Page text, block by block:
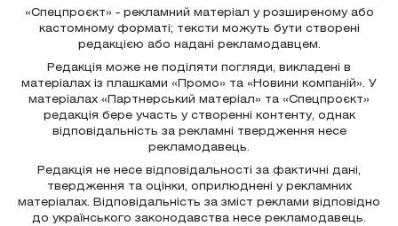
«Спецпроєкт» - рекламний матеріал у розширеному або
кастомному форматі; тексти можуть бути створені
редакцією або надані рекламодавцем.
Редакція може не поділяти погляди, викладені в
матеріалах із плашками «Промо» та «Новини компаній». У
матеріалах «Партнерський матеріал» та «Спецпроєкт»
редакція бере участь у створенні контенту, однак
відповідальність за рекламні твердження несе
рекламодавець.
Редакція не несе відповідальності за фактичні дані,
твердження та оцінки, оприлюднені у рекламних
матеріалах. Відповідальність за зміст реклами відповідно
до українського законодавства несе рекламодавець.